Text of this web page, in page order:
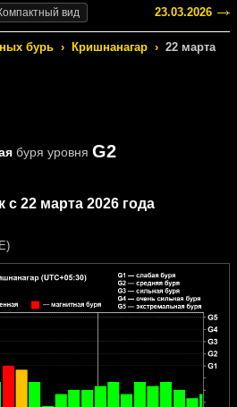
вид 23.03.2026
бурь › Кришнанагар › 22 марта
буря уровня G2
с 22 марта 2026 года
)